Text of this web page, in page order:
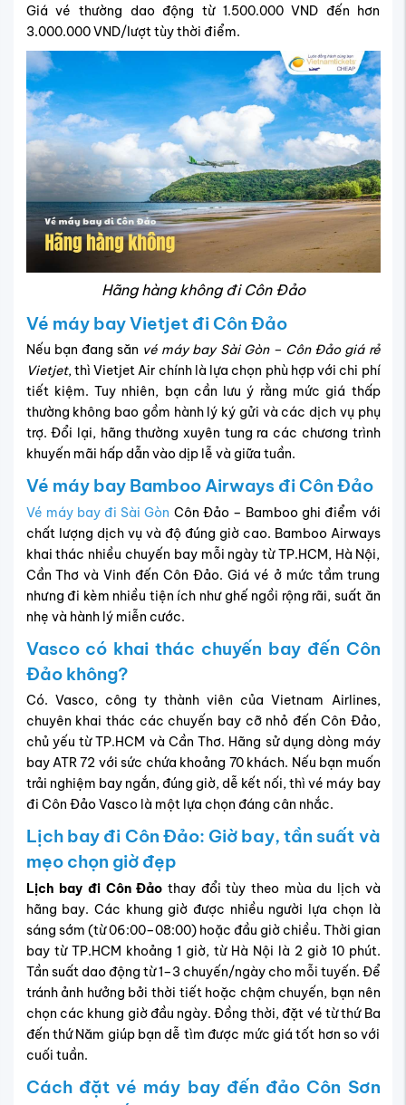
Giá vé thường dao động từ 1.500.000 VND đến hơn
3.000.000 VND/lượt tùy thời điểm.
Hãng hàng không đi Côn Đảo
Vé máy bay Vietjet đi Côn Đảo
Nếu bạn đang săn vé máy bay Sài Gòn – Côn Đảo giá rẻ
Vietjet, thì Vietjet Air chính là lựa chọn phù hợp với chi phí
tiết kiệm. Tuy nhiên, bạn cần lưu ý rằng mức giá thấp
thường không bao gồm hành lý ký gửi và các dịch vụ phụ
trợ. Đổi lại, hãng thường xuyên tung ra các chương trình
khuyến mãi hấp dẫn vào dịp lễ và giữa tuần.
Vé máy bay Bamboo Airways đi Côn Đảo
Vé máy bay đi Sài Gòn Côn Đảo – Bamboo ghi điểm với
chất lượng dịch vụ và độ đúng giờ cao. Bamboo Airways
khai thác nhiều chuyến bay mỗi ngày từ TP.HCM, Hà Nội,
Cần Thơ và Vinh đến Côn Đảo. Giá vé ở mức tầm trung
nhưng đi kèm nhiều tiện ích như ghế ngồi rộng rãi, suất ăn
nhẹ và hành lý miễn cước.
Vasco có khai thác chuyến bay đến Côn
Đảo không?
Có. Vasco, công ty thành viên của Vietnam Airlines,
chuyên khai thác các chuyến bay cỡ nhỏ đến Côn Đảo,
chủ yếu từ TP.HCM và Cần Thơ. Hãng sử dụng dòng máy
bay ATR 72 với sức chứa khoảng 70 khách. Nếu bạn muốn
trải nghiệm bay ngắn, đúng giờ, dễ kết nối, thì vé máy bay
đi Côn Đảo Vasco là một lựa chọn đáng cân nhắc.
Lịch bay đi Côn Đảo: Giờ bay, tần suất và
mẹo chọn giờ đẹp
Lịch bay đi Côn Đảo thay đổi tùy theo mùa du lịch và
hãng bay. Các khung giờ được nhiều người lựa chọn là
sáng sớm (từ 06:00–08:00) hoặc đầu giờ chiều. Thời gian
bay từ TP.HCM khoảng 1 giờ, từ Hà Nội là 2 giờ 10 phút.
Tần suất dao động từ 1–3 chuyến/ngày cho mỗi tuyến. Để
tránh ảnh hưởng bởi thời tiết hoặc chậm chuyến, bạn nên
chọn các khung giờ đầu ngày. Đồng thời, đặt vé từ thứ Ba
đến thứ Năm giúp bạn dễ tìm được mức giá tốt hơn so với
cuối tuần.
Cách đặt vé máy bay đến đảo Côn Sơn